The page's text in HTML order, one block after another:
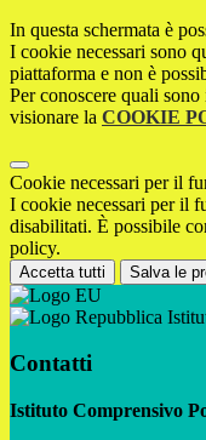
In questa schermata è
I cookie necessari sono
piattaforma e non è
Per conoscere quali
visionare la COOKIE
Cookie necessari per il
I cookie necessari per il
disabilitati. È possibile
policy.
Accetta tutti Salva le
Contatti
Istituto Comprensivo